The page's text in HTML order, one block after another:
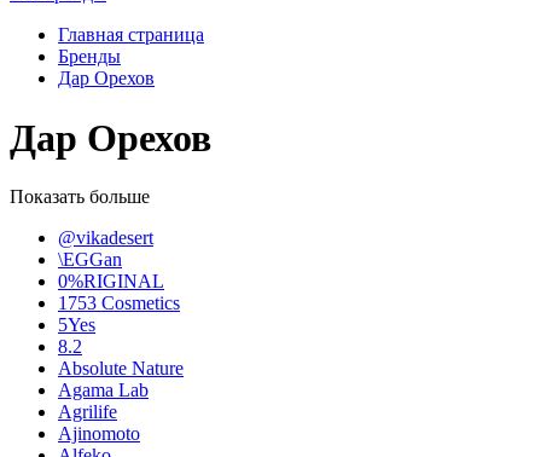
Главная страница
Бренды
Дар Орехов
Дар Орехов
Показать больше
@vikadesert
\EGGan
0%RIGINAL
1753 Cosmetics
5Yes
8.2
Absolute Nature
Agama Lab
Agrilife
Ajinomoto